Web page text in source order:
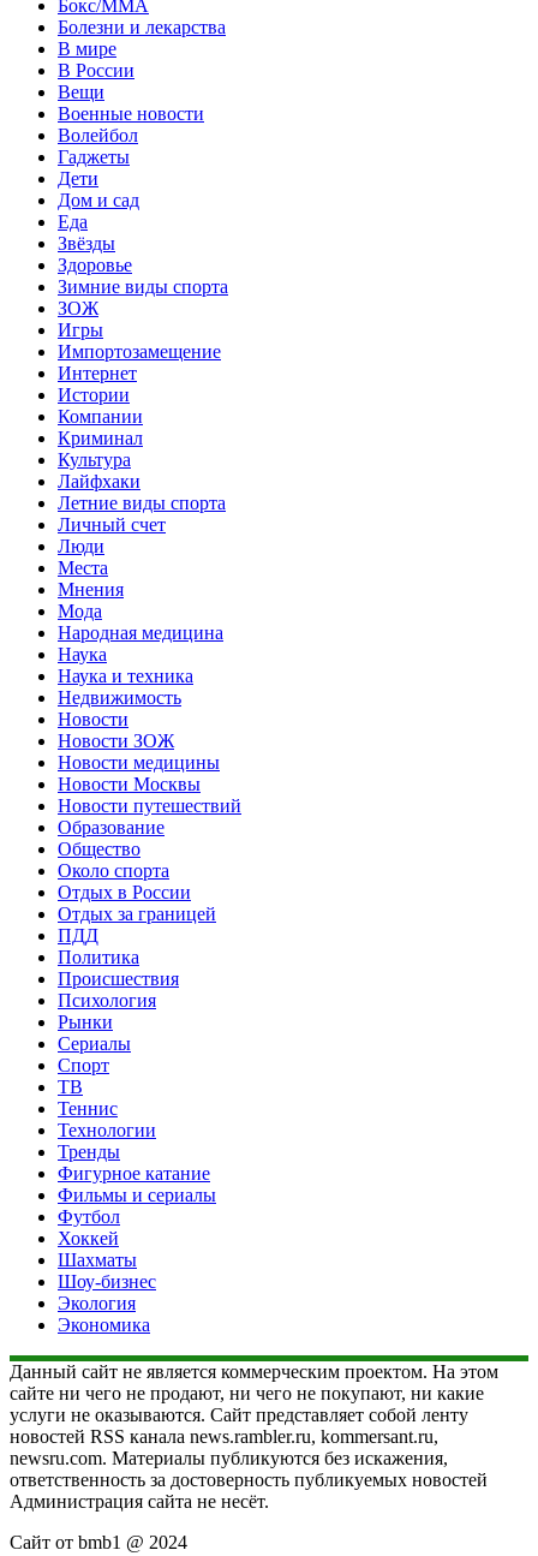
Бокс/MMA
Болезни и лекарства
В мире
В России
Вещи
Военные новости
Волейбол
Гаджеты
Дети
Дом и сад
Еда
Звёзды
Здоровье
Зимние виды спорта
ЗОЖ
Игры
Импортозамещение
Интернет
Истории
Компании
Криминал
Культура
Лайфхаки
Летние виды спорта
Личный счет
Люди
Места
Мнения
Мода
Народная медицина
Наука
Наука и техника
Недвижимость
Новости
Новости ЗОЖ
Новости медицины
Новости Москвы
Новости путешествий
Образование
Общество
Около спорта
Отдых в России
Отдых за границей
ПДД
Политика
Происшествия
Психология
Рынки
Сериалы
Спорт
ТВ
Теннис
Технологии
Тренды
Фигурное катание
Фильмы и сериалы
Футбол
Хоккей
Шахматы
Шоу-бизнес
Экология
Экономика
Данный сайт не является коммерческим проектом. На этом
сайте ни чего не продают, ни чего не покупают, ни какие
услуги не оказываются. Сайт представляет собой ленту
новостей RSS канала news.rambler.ru, kommersant.ru,
newsru.com. Материалы публикуются без искажения,
ответственность за достоверность публикуемых новостей
Администрация сайта не несёт.
Сайт от bmb1 @ 2024